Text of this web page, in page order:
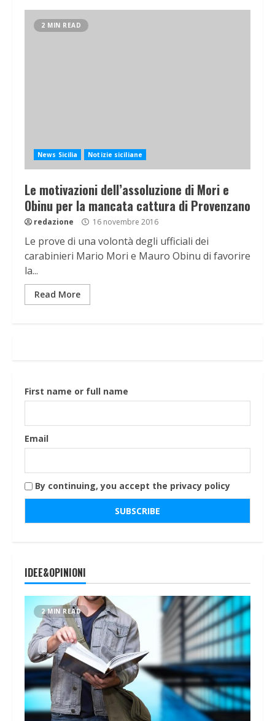
2 MIN READ
News Sicilia Notizie siciliane
Le motivazioni dell’assoluzione di Mori e
Obinu per la mancata cattura di Provenzano
redazione 16 novembre 2016
Le prove di una volontà degli ufficiali dei
carabinieri Mario Mori e Mauro Obinu di favorire
la...
Read More
First name or full name
Email
By continuing, you accept the privacy policy
IDEE&OPINIONI
2 MIN READ